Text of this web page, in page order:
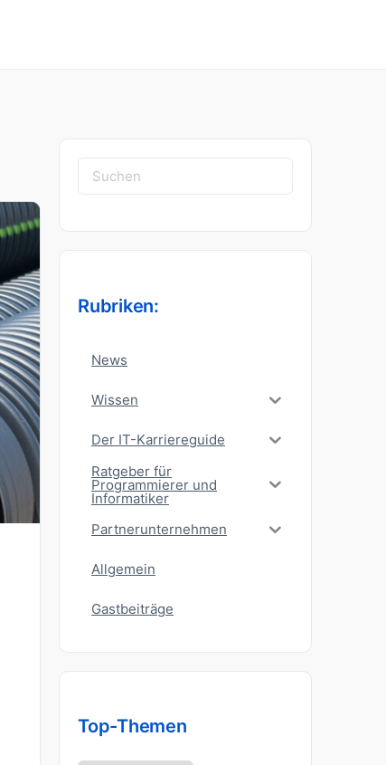
Suchen
nach:
Rubriken:
News
Wissen
Der IT-Karriereguide
Ratgeber für
Programmierer und
Informatiker
Partnerunternehmen
Allgemein
Gastbeiträge
Top-Themen